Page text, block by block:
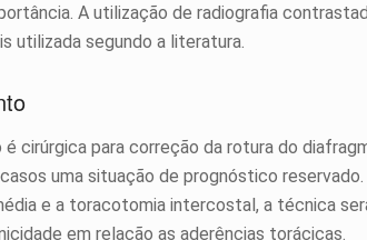
A utilização de radiografia
utilizada segundo a literatura.
é cirúrgica para correção da rotura do
uma situação de prognóstico
e a toracotomia intercostal, a técnica
em relação as aderências torácicas.